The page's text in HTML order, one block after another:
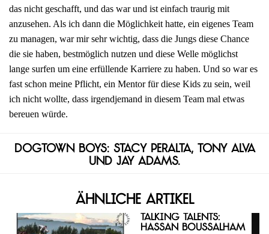
das nicht geschafft, und das war und ist einfach traurig mit
anzusehen. Als ich dann die Möglichkeit hatte, ein eigenes Team
zu managen, war mir sehr wichtig, dass die Jungs diese Chance
die sie haben, bestmöglich nutzen und diese Welle möglichst
lange surfen um eine erfüllende Karriere zu haben. Und so war es
fast schon meine Pflicht, ein Mentor für diese Kids zu sein, weil
ich nicht wollte, dass irgendjemand in diesem Team mal etwas
bereuen würde.
Dogtown Boys: Stacy Peralta, Tony Alva
und Jay Adams.
Ähnliche Artikel
Talking Talents:
Hassan Boussalham